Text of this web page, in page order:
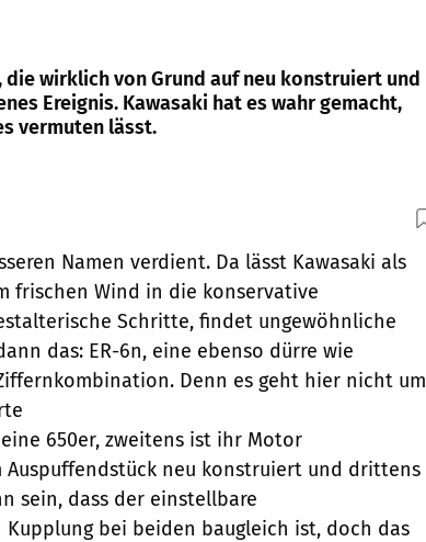
wirklich von Grund auf neu konstruiert und
Ereignis. Kawasaki hat es wahr gemacht,
vermuten lässt.
Namen verdient. Da lässt Kawasaki als
frischen Wind in die konservative
Schritte, findet ungewöhnliche
das: ER-6n, eine ebenso dürre wie
Denn es geht hier nicht um
650er, zweitens ist ihr Motor
Auspuffendstück neu konstruiert und drittens
sein, dass der einstellbare
bei beiden baugleich ist, doch das